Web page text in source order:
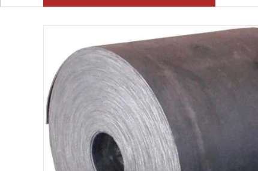
Техпластина, листова гума
Конструкційні пластики та
полімери
Стрічки транспортерні
Рукава і шланги
Хомути та БРСМ з'єднання
Набивки сальникові
Композитні матеріали Resimac
Парафінова емульсія